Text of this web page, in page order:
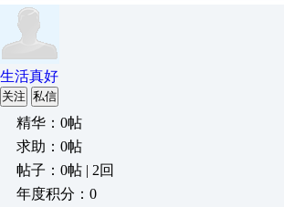
生活真好
关注 私信
精华：0帖
求助：0帖
帖子：0帖 | 2回
年度积分：0